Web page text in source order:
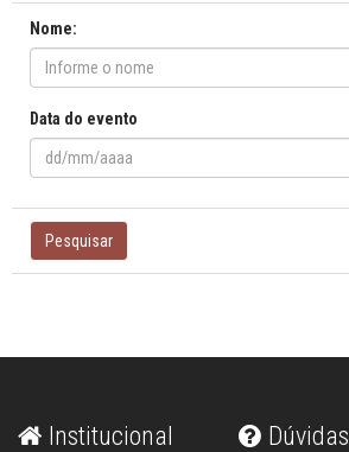
Nome:
Data do evento
Pesquisar
Institucional Dúvidas